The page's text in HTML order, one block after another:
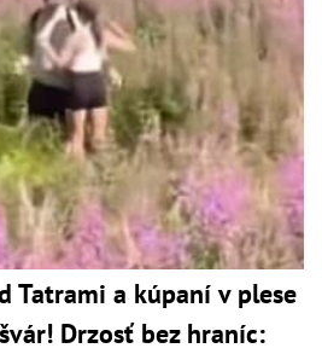
Tatrami a kúpaní v plese
Drzosť bez hraníc: